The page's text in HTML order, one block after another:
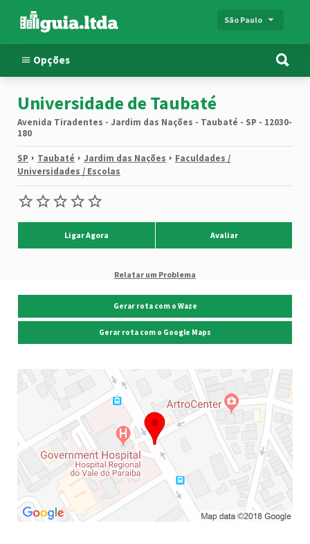
São Paulo
Opções
Universidade de Taubaté
Avenida Tiradentes - Jardim das Nações - Taubaté - SP - 12030-
180
SP Taubaté Jardim das Nações
Faculdades /
Universidades / Escolas
Ligar Agora Avaliar
Relatar um Problema
Gerar rota com o Waze
Gerar rota com o Google Maps